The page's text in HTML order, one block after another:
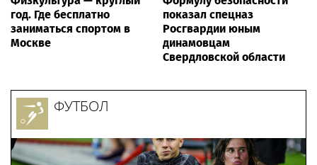
год. Где бесплатно
заниматься спортом в
Москве
показал спецназ
Росгвардии юным
динамовцам
Свердловской области
ФУТБОЛ